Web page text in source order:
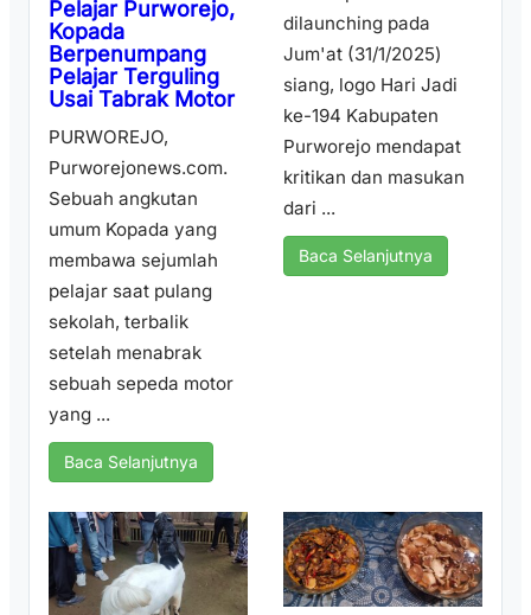
Pelajar Purworejo,
Kopada
Berpenumpang
Pelajar Terguling
Usai Tabrak Motor
PURWOREJO,
Purworejonews.com.
Sebuah angkutan
umum Kopada yang
membawa sejumlah
pelajar saat pulang
sekolah, terbalik
setelah menabrak
sebuah sepeda motor
yang ...
Baca Selanjutnya
dilaunching pada
Jum'at (31/1/2025)
siang, logo Hari Jadi
ke-194 Kabupaten
Purworejo mendapat
kritikan dan masukan
dari ...
Baca Selanjutnya